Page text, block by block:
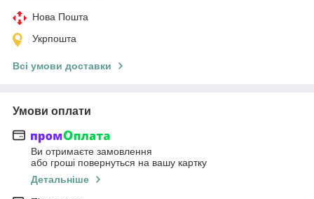
Нова Пошта
Укрпошта
Всі умови доставки
Умови оплати
Ви отримаєте замовлення
або гроші повернуться на вашу картку
Детальніше